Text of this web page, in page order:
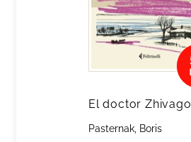
El doctor Zhivago
Pasternak, Boris